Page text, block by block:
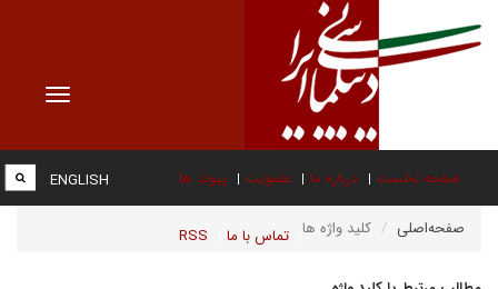
Toggle
صفحه نخست درباره ما عضویت پیوند ها
تماس با ما RSS
ENGLISH
صفحه‌اصلی کلید واژه ها